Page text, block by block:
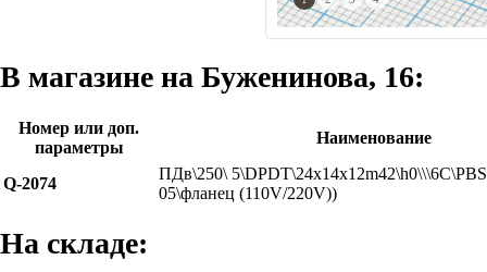
В магазине на Буженинова, 16:
Номер или доп.
параметры
Наименование
Q-2074
ПДв\250\
05\фланец (110V/220V))
На складе: